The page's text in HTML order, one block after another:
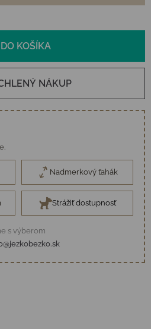
DO KOŠÍKA
NÁKUP
Nadmerkový ťahák
Strážiť dostupnosť
s výberom